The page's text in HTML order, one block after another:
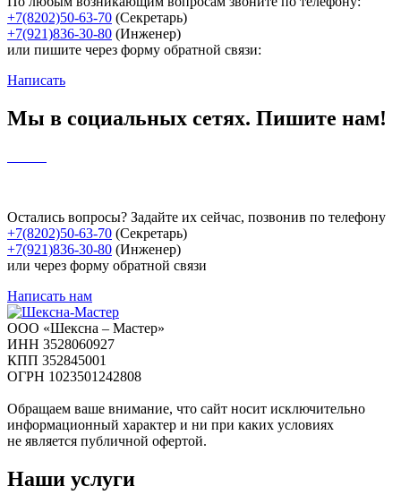
+7(8202)50-63-70 (Секретарь)
+7(921)836-30-80 (Инженер)
или пишите через форму обратной связи:
Написать
Мы в социальных сетях. Пишите нам!
Остались вопросы? Задайте их сейчас, позвонив по телефону
+7(8202)50-63-70 (Секретарь)
+7(921)836-30-80 (Инженер)
или через форму обратной связи
Написать нам
ООО «Шексна – Мастер»
ИНН 3528060927
КПП 352845001
ОГРН 1023501242808
Обращаем ваше внимание, что сайт носит исключительно
информационный характер и ни при каких условиях
не является публичной офертой.
Наши услуги